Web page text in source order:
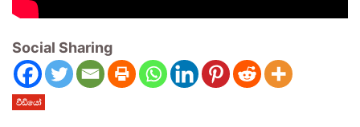
Social Sharing
වීඩියෝ